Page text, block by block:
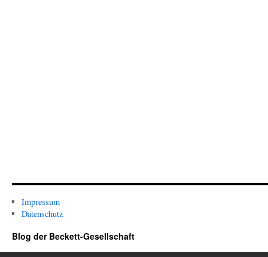
Impressum
Datenschutz
Blog der Beckett-Gesellschaft